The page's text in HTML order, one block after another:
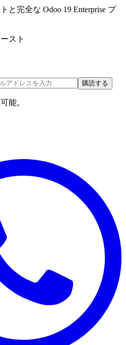
と完全な Odoo 19 Enterprise プ
スト
購読する
能。